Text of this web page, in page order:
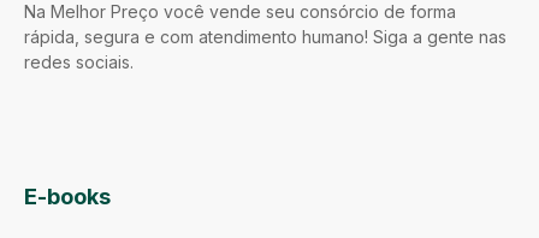
Na Melhor Preço você vende seu consórcio de forma
rápida, segura e com atendimento humano! Siga a gente nas
redes sociais.
E-books